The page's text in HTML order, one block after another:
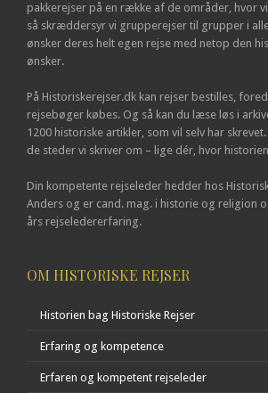
pakkerejser på en række af de områder, hvor
så skræddersyr vi grupperejser til grupper i
ønsker deres helt egen rejse med netop den
ønsker.
På Historiskerejser.dk kan rejser bestilles,
rejsebøger købes. Og så kan du læse løs i
1200 historiske artikler, som vil selv har
de steder vi skriver om – lige dér, hvor
Din kompetente rejseleder hedder hos
Anders og er cand. mag. i historie og religion
års rejseledererfaring.
OM HISTORISKE REJSER
Historien bag Historiske Rejser
Erfaring og kompetence
Erfaren og kompetent rejseleder